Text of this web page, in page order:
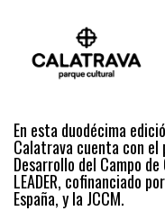
En esta duodécima
Calatrava cuenta con
Desarrollo del Campo
LEADER, cofinanciado
España, y la JCCM.